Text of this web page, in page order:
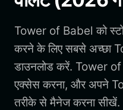
Português (Brasil)
Español (Argentina)
Tower of Babel को
करने के लिए सबसे अच्छा
डाउनलोड करें. Tower of
एक्सेस करना, और अपने
तरीके से मैनेज करना सीखें.